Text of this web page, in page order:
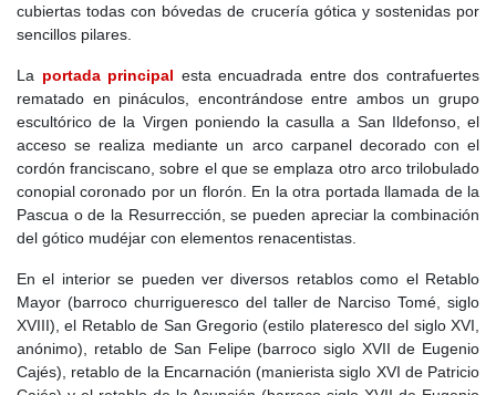
cubiertas todas con bóvedas de crucería gótica y sostenidas por
sencillos pilares.
La portada principal esta encuadrada entre dos contrafuertes
rematado en pináculos, encontrándose entre ambos un grupo
escultórico de la Virgen poniendo la casulla a San Ildefonso, el
acceso se realiza mediante un arco carpanel decorado con el
cordón franciscano, sobre el que se emplaza otro arco trilobulado
conopial coronado por un florón. En la otra portada llamada de la
Pascua o de la Resurrección, se pueden apreciar la combinación
del gótico mudéjar con elementos renacentistas.
En el interior se pueden ver diversos retablos como el Retablo
Mayor (barroco churrigueresco del taller de Narciso Tomé, siglo
XVIII), el Retablo de San Gregorio (estilo plateresco del siglo XVI,
anónimo), retablo de San Felipe (barroco siglo XVII de Eugenio
Cajés), retablo de la Encarnación (manierista siglo XVI de Patricio